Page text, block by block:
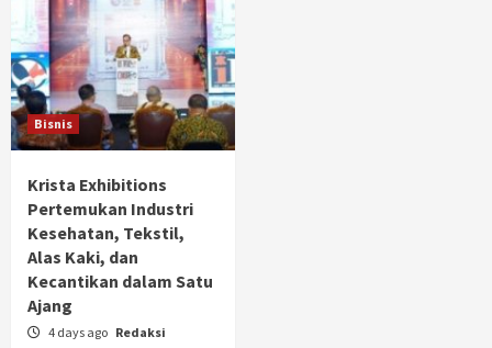
Bisnis
Krista Exhibitions
Pertemukan Industri
Kesehatan, Tekstil,
Alas Kaki, dan
Kecantikan dalam Satu
Ajang
4 days ago Redaksi